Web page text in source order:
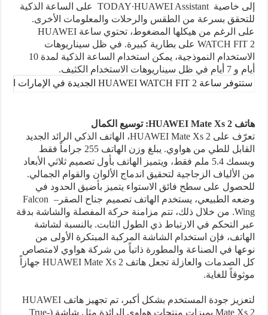
إلى خاصية HUAWEI Assistant
∙
TODAY على الساعة الذكية
للتحقق بسرعة من الطقس والرحلات والمعلومات الأخرى.
على الرغم من هيكلها المضغوط، تحتوي ساعةHUAWEI
WATCH FIT 2 على بطارية كبيرة. في ظل سيناريوهات
الاستخدام النموذجية، يمكن استخدام الساعة الذكية لمدة 10
أيام و 7 أيام في ظل سيناريوهات الاستخدام الكثيف.
ستتوفر ساعة HUAWEI WATCH FIT 2 الجديدة في الإمارات العربية
هاتفHUAWEI Mate Xs 2: توسيع الكمال
تعرّف على HUAWEI Mate Xs 2، الهاتف الذكي الرائد الجديد
القابل للطي من هواوي. يبلغ وزن الهاتف 255 جراماً فقط
وبسمك 5.4 ملم فقط، ويتميز الهاتف بأول تصميم ثلاثي الأبعاد
من الألياف الزجاجية لتحقيق اندماج الألوان والقوام الجمالي.
للحصول على سطح فائق الاستواء يتميز بأضيق الحدود في
وضعه الطبيعي، يستخدم الهاتف تصميم جناح الصقر–
Falcon
Wing. من خلال ذلك، تتم مزامنة حركة المفصلة والشاشة بدقة
عبر التحكم في الارتباط ذي الطول الثابت. بالنسبة لشاشة
الهاتف، فإن استخدام الشاشة المركبة المبتكرة الأولى من
نوعها في الصناعة والمطورة ذاتياً من شركة هواوي لامتصاص
كل الصدمات والعازلة تجعل هاتف HUAWEI Mate Xs 2 جهازاً
موثوقاً للغاية.
لتعزيز جودة المستخدم بشكل أكبر، تم تجهيز هاتفHUAWEI
Mate Xs 2 بميزات منتجات هواوي الرائدة مثل شاشة (True-